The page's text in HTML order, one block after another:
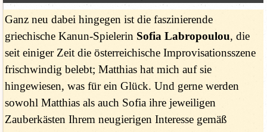
Ganz neu dabei hingegen ist die faszinierende
griechische Kanun-Spielerin Sofia Labropoulou, die
seit einiger Zeit die österreichische Improvisationsszene
frischwindig belebt; Matthias hat mich auf sie
hingewiesen, was für ein Glück. Und gerne werden
sowohl Matthias als auch Sofia ihre jeweiligen
Zauberkästen Ihrem neugierigen Interesse gemäß